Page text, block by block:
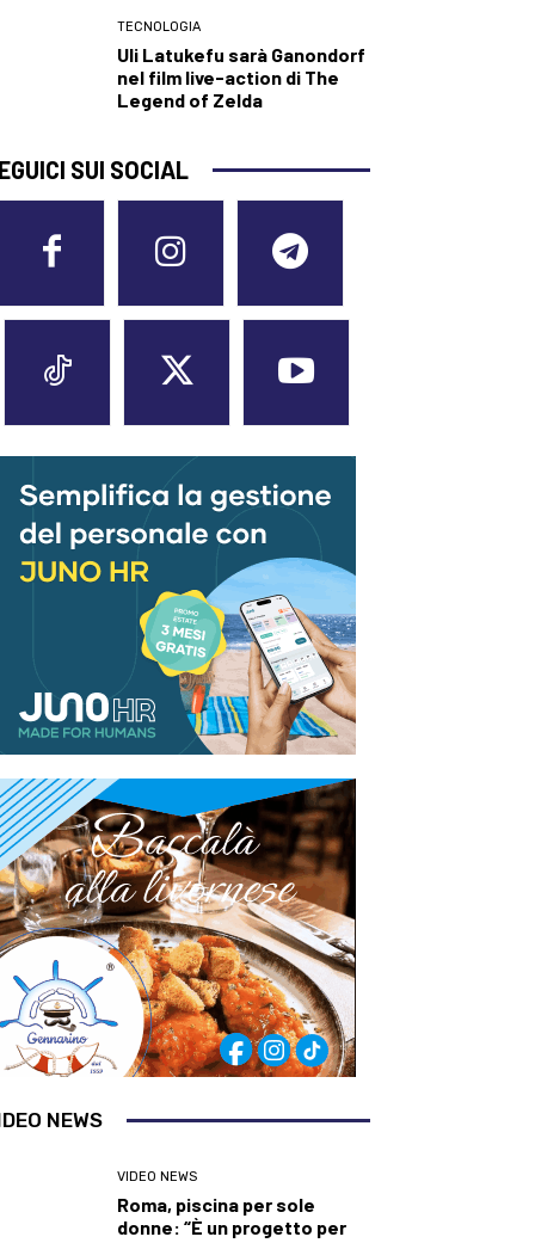
TECNOLOGIA
Uli Latukefu sarà Ganondorf
nel film live-action di The
Legend of Zelda
SUI SOCIAL
NEWS
VIDEO NEWS
Roma, piscina per sole
donne: “È un progetto per